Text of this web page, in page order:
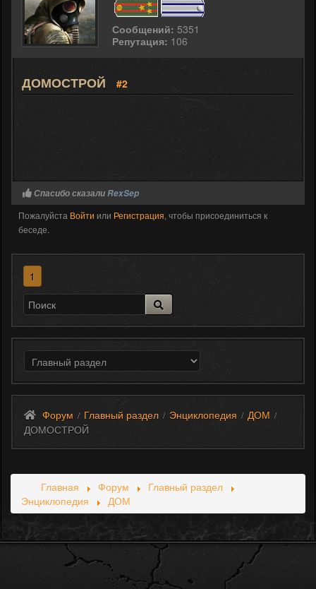
Сообщений: 5351
Репутация: 106
ДОМОСТРОЙ #2
Спасибо сказалиRexSep
Пожалуйста Войти или Регистрация, чтобы присоединиться к
беседе.
1
Форум / Главный раздел / Энциклопедия / ДОМ /
ДОМОСТРОЙ
Главная Форум
Главный раздел
Энциклопедия
ДОМ